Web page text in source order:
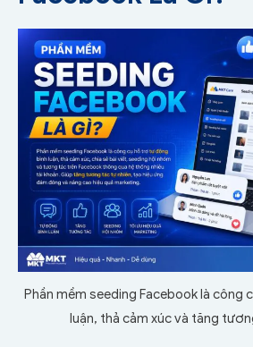
Phần mềm seeding Facebook là công
luận, thả cảm xúc và tăng